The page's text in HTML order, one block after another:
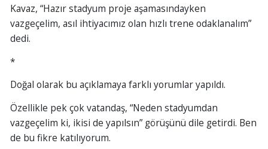
Kavaz, “Hazır stadyum proje aşamasındayken
vazgeçelim, asıl ihtiyacımız olan hızlı trene odaklanalım”
dedi.
*
Doğal olarak bu açıklamaya farklı yorumlar yapıldı.
Özellikle pek çok vatandaş, “Neden stadyumdan
vazgeçelim ki, ikisi de yapılsın” görüşünü dile getirdi. Ben
de bu fikre katılıyorum.